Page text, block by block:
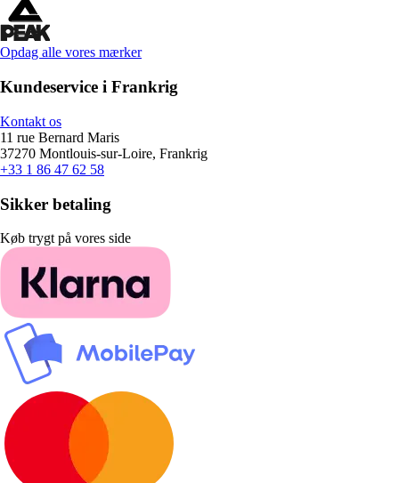
Opdag alle vores mærker
Kundeservice i Frankrig
Kontakt os
11 rue Bernard Maris
37270 Montlouis-sur-Loire, Frankrig
+33 1 86 47 62 58
Sikker betaling
Køb trygt på vores side